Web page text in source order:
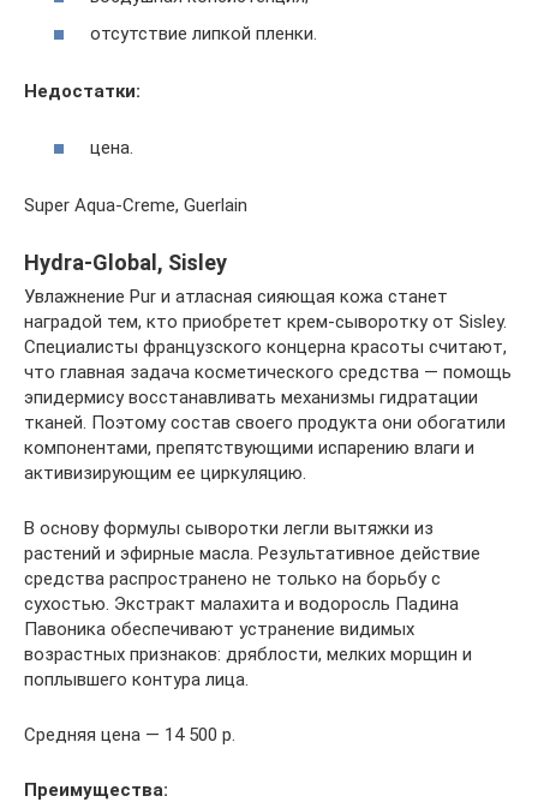
отсутствие липкой пленки.
Недостатки:
цена.
Super Aqua-Creme, Guerlain
Hydra-Global, Sisley
Увлажнение Pur и атласная сияющая кожа станет
наградой тем, кто приобретет крем-сыворотку от Sisley.
Специалисты французского концерна красоты считают,
что главная задача косметического средства — помощь
эпидермису восстанавливать механизмы гидратации
тканей. Поэтому состав своего продукта они обогатили
компонентами, препятствующими испарению влаги и
активизирующим ее циркуляцию.
В основу формулы сыворотки легли вытяжки из
растений и эфирные масла. Результативное действие
средства распространено не только на борьбу с
сухостью. Экстракт малахита и водоросль Падина
Павоника обеспечивают устранение видимых
возрастных признаков: дряблости, мелких морщин и
поплывшего контура лица.
Средняя цена — 14 500 р.
Преимущества: